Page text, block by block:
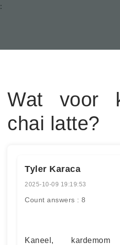
:
Wat voor
chai latte?
Tyler Karaca
2025-10-09 19:19:53
Count answers : 8
Kaneel,